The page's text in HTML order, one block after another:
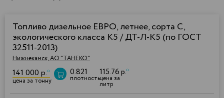
Топливо дизельное ЕВРО, летнее, сорта С,
экологического класса К5 / ДТ-Л-К5 (по ГОСТ
32511-2013)
Нижнекамск, АО "ТАНЕКО"
141 000 р.*
цена за тонну
0.821
плотность
115.76 р.*
цена за
литр